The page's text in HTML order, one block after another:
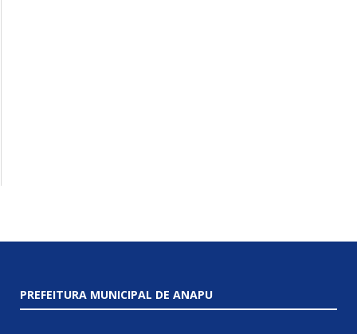
PREFEITURA MUNICIPAL DE ANAPU